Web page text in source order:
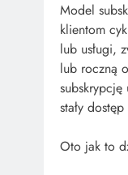
Model
klientom
lub usługi,
lub roczną
subskrypcję
stały
Oto jak to